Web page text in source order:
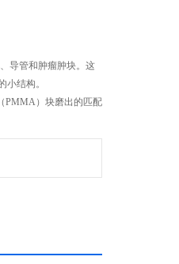
导管和肿瘤肿块。这
结构。
PMMA）块磨出的匹配
的小结构。
小结